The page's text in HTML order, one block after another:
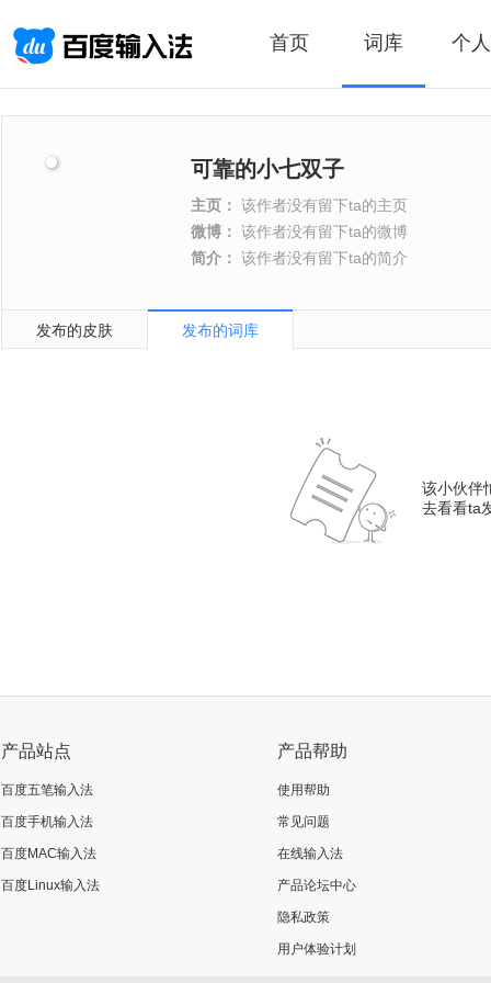
首页 词库 个
可靠的小七双子
主页： 该作者没有留下ta的主页
微博： 该作者没有留下ta的微博
简介： 该作者没有留下ta的简介
发布的皮肤 发布的词库
该小伙伴
去看看ta
产品站点
百度五笔输入法
百度手机输入法
百度MAC输入法
百度Linux输入法
产品帮助
使用帮助
常见问题
在线输入法
产品论坛中心
隐私政策
用户体验计划